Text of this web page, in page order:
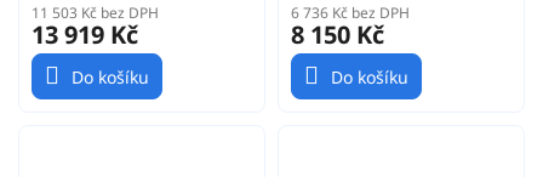
11 503 Kč bez DPH
13 919 Kč
Do košíku
6 736 Kč bez DPH
8 150 Kč
Do košíku